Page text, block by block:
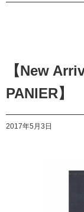
【New
PANIER】
2017年5月3日